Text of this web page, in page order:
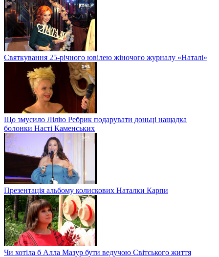
Святкування 25-річного ювілею жіночого журналу «Наталі»
Що змусило Лілію Ребрик подарувати доньці нащадка
болонки Насті Каменських
Презентація альбому колискових Наталки Карпи
Чи хотіла б Алла Мазур бути ведучою Світського життя